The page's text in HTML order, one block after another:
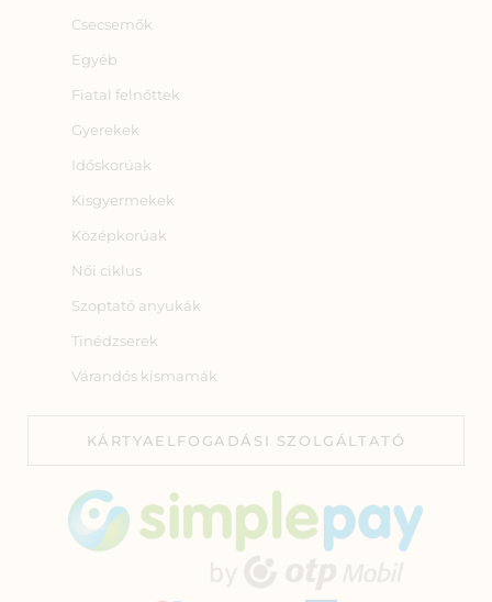
Csecsemők
Egyéb
Fiatal felnőttek
Gyerekek
Időskorúak
Kisgyermekek
Középkorúak
Női ciklus
Szoptató anyukák
Tinédzserek
Várandós kismamák
KÁRTYAELFOGADÁSI SZOLGÁLTATÓ